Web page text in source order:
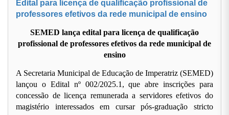
Edital para licença de qualificação profissional de
professores efetivos da rede municipal de ensino
SEMED lança edital para licença de qualificação
profissional de professores efetivos da rede municipal de
ensino
A Secretaria Municipal de Educação de Imperatriz (SEMED)
lançou o Edital nº002/2025.1, que abre inscrições para
concessão de licença remunerada a servidores efetivos do
magistério interessados em cursar pós-graduação stricto